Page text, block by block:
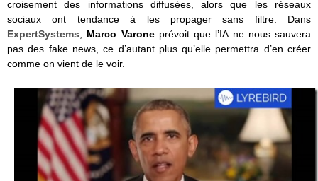
croisement des informations diffusées, alors que les réseaux
sociaux ont tendance à les propager sans filtre. Dans
ExpertSystems
Marco Varoneprévoit que l’IA ne nous sauvera
pas des fake news, ce d’autant plus qu’elle permettra d’en créer
comme on vient de le voir.